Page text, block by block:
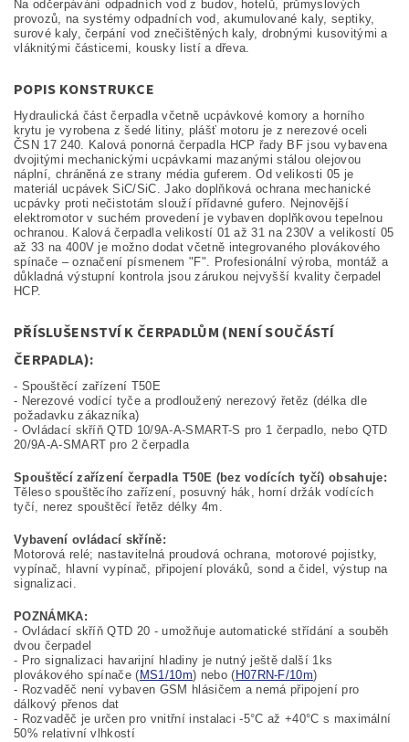
Na odčerpávání odpadních vod z budov, hotelů, průmyslových
provozů, na systémy odpadních vod, akumulované kaly, septiky,
surové kaly, čerpání vod znečištěných kaly, drobnými kusovitými a
vláknitými částicemi, kousky listí a dřeva.
POPIS KONSTRUKCE
Hydraulická část čerpadla včetně ucpávkové komory a horního
krytu je vyrobena z šedé litiny, plášť motoru je z nerezové oceli
ČSN 17 240. Kalová ponorná čerpadla HCP řady BF jsou vybavena
dvojitými mechanickými ucpávkami mazanými stálou olejovou
náplní, chráněná ze strany média guferem. Od velikosti 05 je
materiál ucpávek SiC/SiC. Jako doplňková ochrana mechanické
ucpávky proti nečistotám slouží přídavné gufero. Nejnovější
elektromotor v suchém provedení je vybaven doplňkovou tepelnou
ochranou. Kalová čerpadla velikostí 01 až 31 na 230V a velikostí 05
až 33 na 400V je možno dodat včetně integrovaného plovákového
spínače – označení písmenem "F". Profesionální výroba, montáž a
důkladná výstupní kontrola jsou zárukou nejvyšší kvality čerpadel
HCP.
PŘÍSLUŠENSTVÍ K ČERPADLŮM (NENÍ SOUČÁSTÍ
ČERPADLA):
- Spouštěcí zařízení T50E
- Nerezové vodící tyče a prodloužený nerezový řetěz (délka dle
požadavku zákazníka)
- Ovládací skříň QTD 10/9A-A-SMART-S pro 1 čerpadlo, nebo QTD
20/9A-A-SMART pro 2 čerpadla
Spouštěcí zařízení čerpadla T50E (bez vodících tyčí) obsahuje:
Těleso spouštěcího zařízení, posuvný hák, horní držák vodících
tyčí, nerez spouštěcí řetěz délky 4m.
Vybavení ovládací skříně:
Motorová relé; nastavitelná proudová ochrana, motorové pojistky,
vypínač, hlavní vypínač, připojení plováků, sond a čidel, výstup na
signalizaci.
POZNÁMKA:
- Ovládací skříň QTD 20 - umožňuje automatické střídání a souběh
dvou čerpadel
- Pro signalizaci havarijní hladiny je nutný ještě další 1ks
plovákového spínače ( MS1/10m) nebo ( H07RN-F/10m)
- Rozvaděč není vybaven GSM hlásičem a nemá připojení pro
dálkový přenos dat
- Rozvaděč je určen pro vnitřní instalaci -5°C až +40°C s maximální
50% relativní vlhkostí